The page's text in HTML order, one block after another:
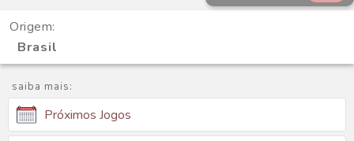
Origem:
Brasil
saiba mais:
Próximos Jogos